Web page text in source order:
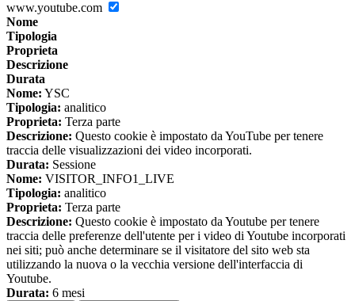
www.youtube.com
Nome
Tipologia
Proprieta
Descrizione
Durata
Nome: YSC
Tipologia: analitico
Proprieta: Terza parte
Descrizione: Questo cookie è impostato da YouTube per tenere
traccia delle visualizzazioni dei video incorporati.
Durata: Sessione
Nome: VISITOR_INFO1_LIVE
Tipologia: analitico
Proprieta: Terza parte
Descrizione: Questo cookie è impostato da Youtube per tenere
traccia delle preferenze dell'utente per i video di Youtube incorporati
nei siti; può anche determinare se il visitatore del sito web sta
utilizzando la nuova o la vecchia versione dell'interfaccia di
Youtube.
Durata: 6 mesi